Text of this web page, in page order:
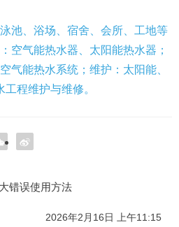
池、浴场、宿舍、会所、工地等
空气能热水器、太阳能热水器；
气能热水系统；维护：太阳能、
工程维护与维修。
错误使用方法
2026年2月16日 上午11:15